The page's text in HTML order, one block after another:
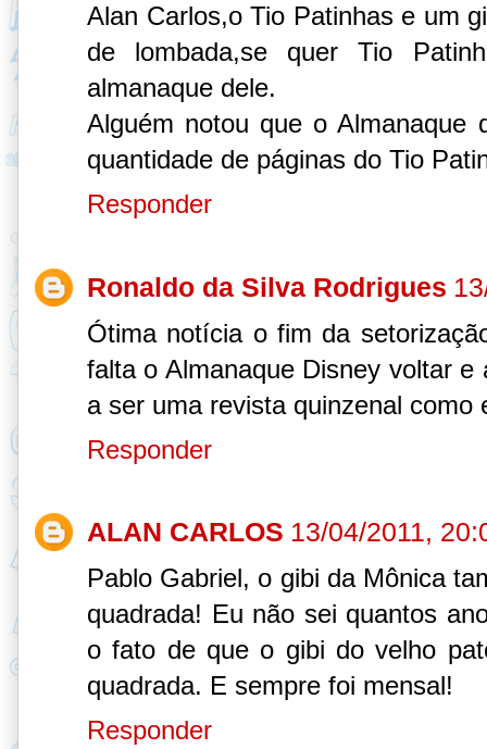
Alan Carlos,o Tio Patinhas e um
de lombada,se quer Tio
almanaque dele.
Alguém notou que o Almanaque
quantidade de páginas do Tio
Responder
Ronaldo da Silva Rodrigues
Ótima notícia o fim da
falta o Almanaque Disney voltar
a ser uma revista quinzenal como
Responder
ALAN CARLOS 13/04/2011,
Pablo Gabriel, o gibi da Mônica
quadrada! Eu não sei quantos
o fato de que o gibi do velho
quadrada. E sempre foi mensal!
Responder